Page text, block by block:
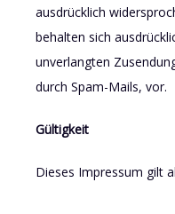
ausdrücklich
behalten sich
unverlangten
durch Spam-Mails, vor.
Gültigkeit
Dieses Impressum gilt